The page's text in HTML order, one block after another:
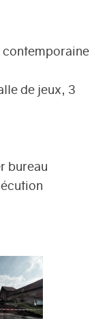
contemporaine
de jeux, 3
bureau